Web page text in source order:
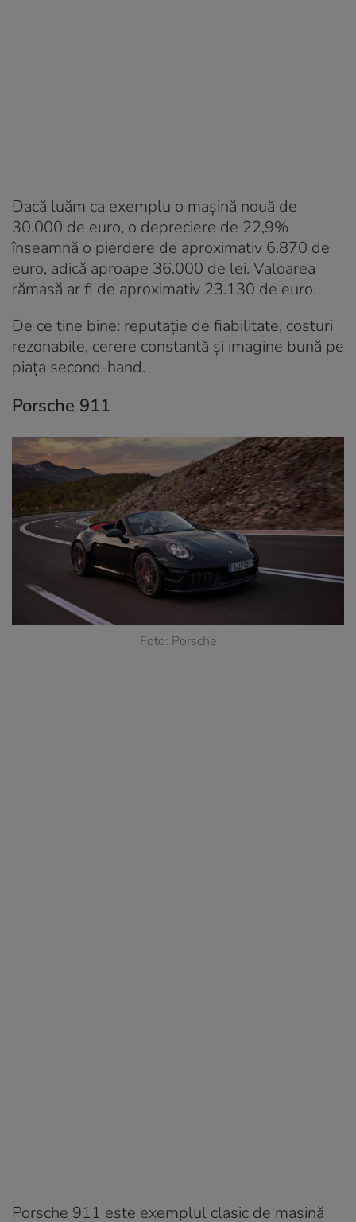
Dacă luăm ca exemplu o mașină nouă de
30.000 de euro, o depreciere de 22,9%
înseamnă o pierdere de aproximativ 6.870 de
euro, adică aproape 36.000 de lei. Valoarea
rămasă ar fi de aproximativ 23.130 de euro.
De ce ține bine: reputație de fiabilitate, costuri
rezonabile, cerere constantă și imagine bună pe
piața second-hand.
Porsche 911
Foto: Porsche
Porsche 911 este exemplul clasic de mașină